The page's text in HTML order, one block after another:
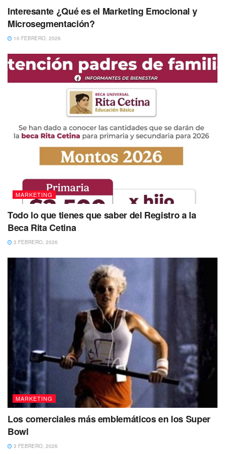
Interesante ¿Qué es el Marketing Emocional y
Microsegmentación?
10 FEBRERO, 2026
MARKETING
Todo lo que tienes que saber del Registro a la
Beca Rita Cetina
3 FEBRERO, 2026
MARKETING
Los comerciales más emblemáticos en los Super
Bowl
3 FEBRERO, 2026